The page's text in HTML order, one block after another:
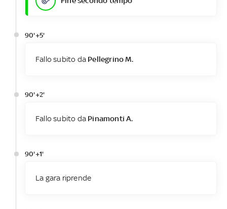
90'+5'
Fallo subito da Pellegrino M.
90'+2'
Fallo subito da Pinamonti A.
90'+1'
La gara riprende